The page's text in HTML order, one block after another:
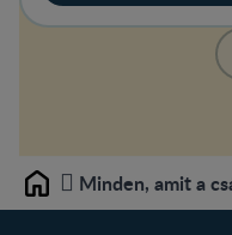
Home Minden, amit a